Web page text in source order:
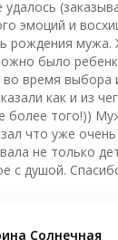
эмоций и
рождения мужа.
было
время выбора
как и из
более того!))
что уже
не только
с душой.
Солнечная